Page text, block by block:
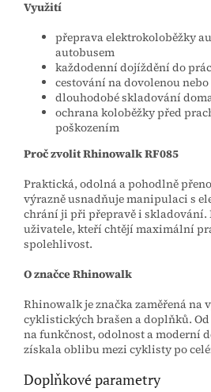
Využití
přeprava elektrokoloběžky
autobusem
každodenní dojíždění do
cestování na dovolenou
dlouhodobé skladování
ochrana koloběžky před
poškozením
Proč zvolit Rhinowalk RF085
Praktická, odolná a pohodlně
výrazně usnadňuje manipulaci s
chrání ji při přepravě i
uživatele, kteří chtějí maximální
spolehlivost.
O značce Rhinowalk
Rhinowalk je značka zaměřená
cyklistických brašen a doplňků. Od
na funkčnost, odolnost a moderní
získala oblibu mezi cyklisty po
Doplňkové parametry